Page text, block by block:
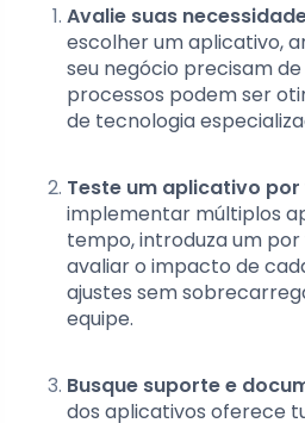
Avalie suas
escolher um aplicativo,
seu negócio precisam
processos podem ser
de tecnologia
Teste um aplicativo por
implementar múltiplos
tempo, introduza um por
avaliar o impacto de
ajustes sem
equipe.
Busque suporte e
dos aplicativos oferece